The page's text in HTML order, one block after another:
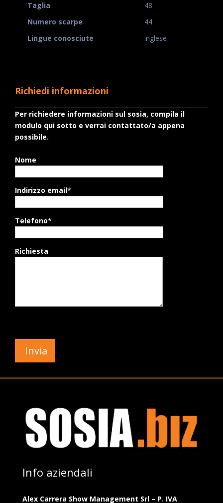
Taglia
48
Numero scarpe
44
Lingue conosciute
inglese
Richiedi informazioni
Per richiedere informazioni sul sosia, compila il
modulo qui sotto e verrai contattato/a appena
possibile.
Nome
Indirizzo email*
Telefono*
Richiesta
Info aziendali
Alex Carrera Show Management Srl – P. IVA